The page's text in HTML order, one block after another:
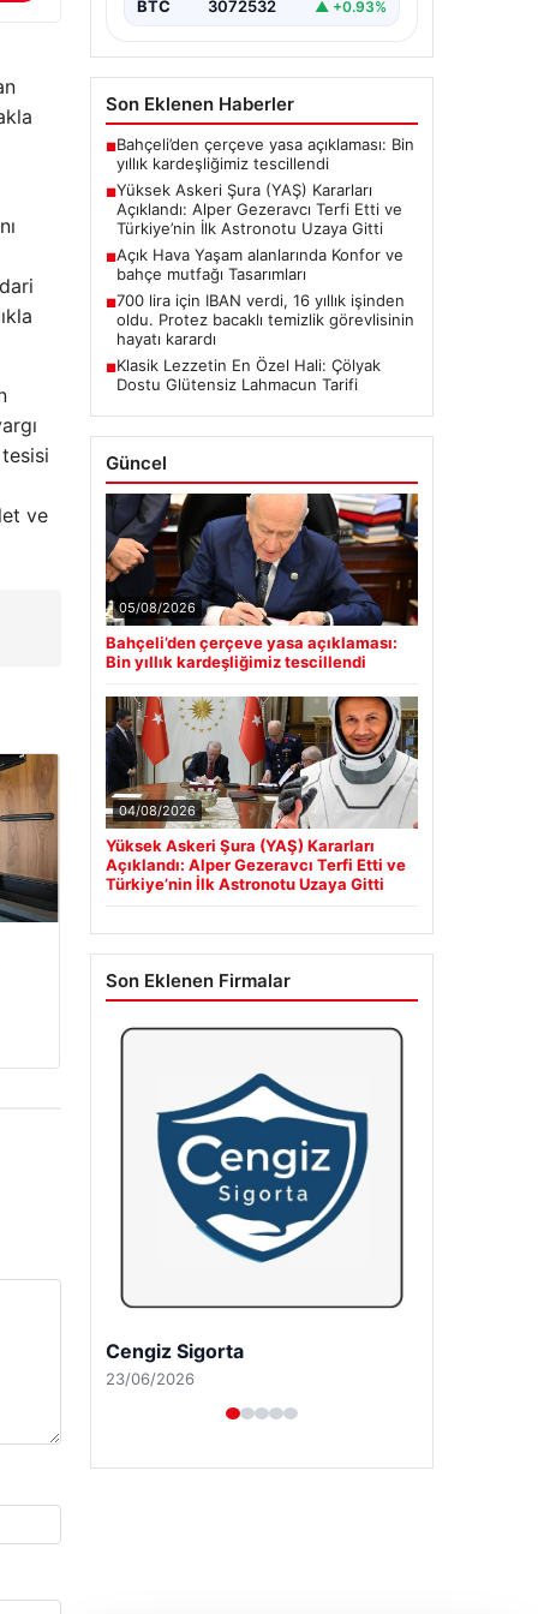
ve
oluşturan Yüksek Askeri Şura
BTC 3072532 ▲ +0.93%
Son Eklenen Haberler
■Bahçeli’den çerçeve yasa açıklaması: Bin
yıllık kardeşliğimiz tescillendi
■Yüksek Askeri Şura (YAŞ) Kararları
Açıklandı: Alper Gezeravcı Terfi Etti ve
Türkiye’nin İlk Astronotu Uzaya Gitti
■Açık Hava Yaşam alanlarında Konfor ve
bahçe mutfağı Tasarımları
■700 lira için IBAN verdi, 16 yıllık işinden
oldu. Protez bacaklı temizlik görevlisinin
hayatı karardı
■Klasik Lezzetin En Özel Hali: Çölyak
Dostu Glütensiz Lahmacun Tarifi
Güncel
05/08/2026
Bahçeli’den çerçeve yasa açıklaması:
Bin yıllık kardeşliğimiz tescillendi
04/08/2026
Yüksek Askeri Şura (YAŞ) Kararları
Açıklandı: Alper Gezeravcı Terfi Etti ve
Türkiye’nin İlk Astronotu Uzaya Gitti
Son Eklenen Firmalar
Hastaş Beton
26/05/2026